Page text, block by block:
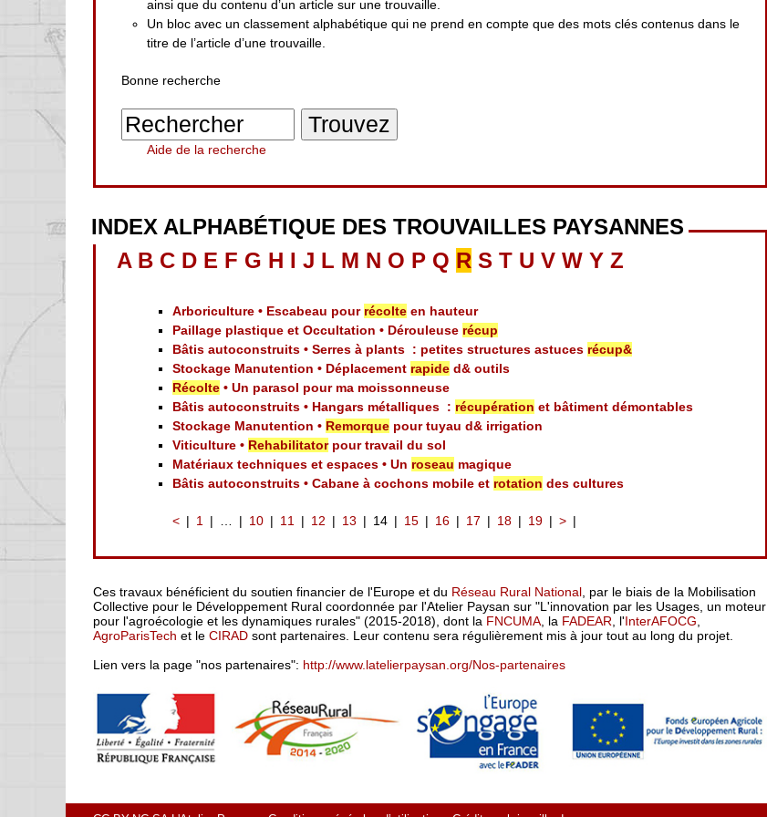
ainsi que du contenu d’un article sur une trouvaille.
Un bloc avec un classement alphabétique qui ne prend en compte que des mots clés contenus dans le
titre de l’article d’une trouvaille.
Bonne recherche
Aide de la recherche
INDEX ALPHABÉTIQUE DES TROUVAILLES PAYSANNES
A B C D E F G H I J L M N O P Q R S T U V W Y Z
Arboriculture • Escabeau pour récolte en hauteur
Paillage plastique et Occultation • Dérouleuse récup
Bâtis autoconstruits • Serres à plants : petites structures astuces récup&
Stockage Manutention • Déplacement rapide d& outils
Récolte • Un parasol pour ma moissonneuse
Bâtis autoconstruits • Hangars métalliques : récupération et bâtiment démontables
Stockage Manutention • Remorque pour tuyau d& irrigation
Viticulture • Rehabilitatorpour travail du sol
Matériaux techniques et espaces • Un roseau magique
Bâtis autoconstruits • Cabane à cochons mobile et rotation des cultures
< 1 … 10 11 12 13 14 15 16 17 18 19 >
Ces travaux bénéficient du soutien financier de l'Europe et du Réseau Rural National, par le biais de la Mobilisation
Collective pour le Développement Rural coordonnée par l'Atelier Paysan sur "L'innovation par les Usages, un moteur
pour l'agroécologie et les dynamiques rurales" (2015-2018), dont la FNCUMA, la FADEAR, l'InterAFOCG,
AgroParisTech et le CIRAD sont partenaires. Leur contenu sera régulièrement mis à jour tout au long du projet.
Lien vers la page "nos partenaires": http://www.latelierpaysan.org/Nos-partenaires